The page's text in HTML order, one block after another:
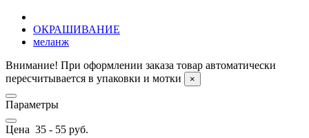
ОКРАШИВАНИЕ
меланж
Внимание! При оформлении заказа товар автоматически
пересчитывается в упаковки и мотки
×
Параметры
Цена 35 - 55 руб.